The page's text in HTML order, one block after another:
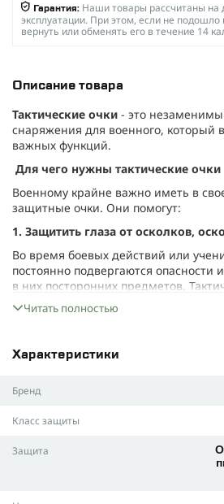
Гарантия: Наши товары рассчитаны на
эксплуатации. При этом, если не
вернуть или обменять его в течение 14
Описание товара
Тактические очки - это
снаряжения для военного, который
важных функций.
Для чего нужны тактические очки
Военному крайне важно иметь в
защитные очки. Они помогут:
1. Защитить глаза от осколков,
Во время боевых действий или
постоянно подвергаются опасности
в них посторонних предметов.
прочными линзами и оправой
при скорости 120+30 м/с, а также
Линзы обеспечивают защиту от
расстояния 5 м; с эпицентром
Кроме того, некоторые боевые
использование химических
Читать полностью
Характеристики
Бренд
Класс защиты
Защита